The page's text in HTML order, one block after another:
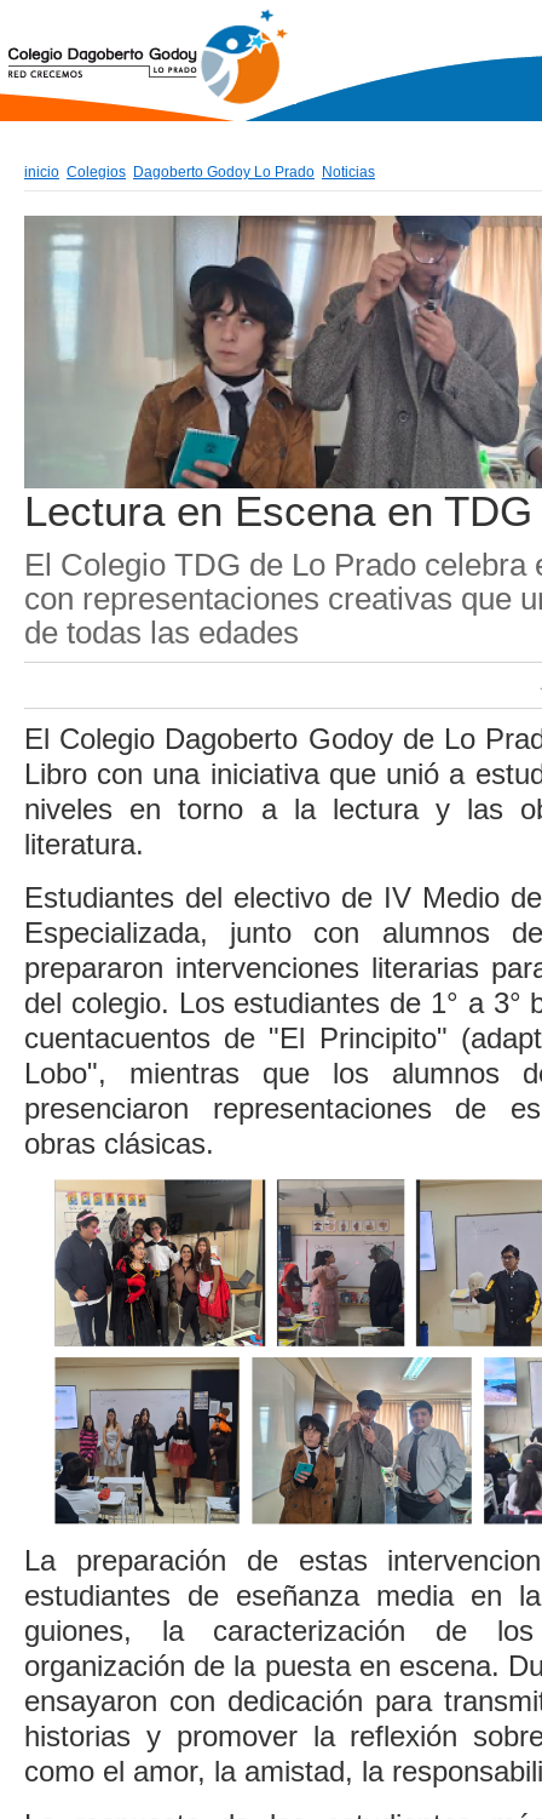
inicio Colegios Dagoberto Godoy Lo Prado Noticias
Lectura en Escena en
El Colegio TDG de Lo Prado celebra
con representaciones creativas que
de todas las edades
El Colegio Dagoberto Godoy de Lo
Libro con una iniciativa que unió a
niveles en torno a la lectura y las
literatura.
Estudiantes del electivo de IV Medio
Especializada, junto con alumnos
prepararon intervenciones literarias
del colegio. Los estudiantes de 1° a 3°
cuentacuentos de "El Principito"
Lobo", mientras que los alumnos
presenciaron representaciones de
obras clásicas.
La preparación de estas
estudiantes de eseñanza media en
guiones, la caracterización de
organización de la puesta en escena.
ensayaron con dedicación para
historias y promover la reflexión
como el amor, la amistad, la